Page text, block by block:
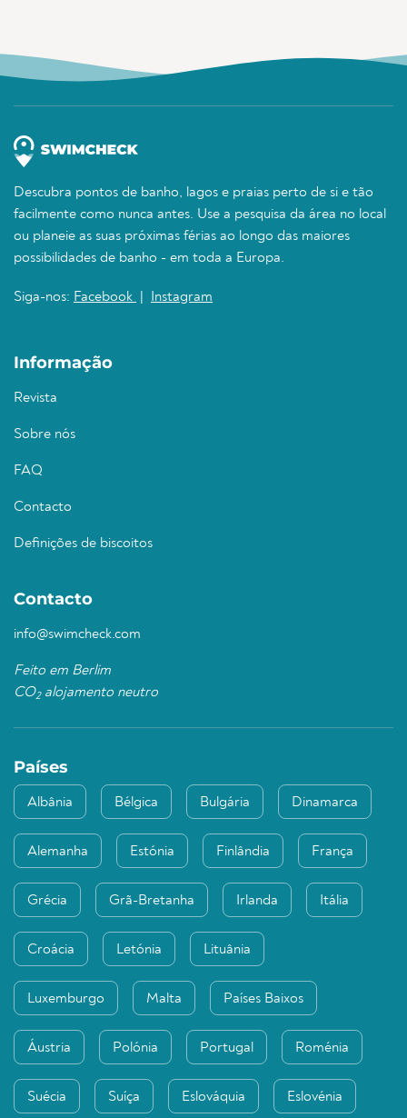
Descubra pontos de banho, lagos e praias perto de si e tão
facilmente como nunca antes. Use a pesquisa da área no local
ou planeie as suas próximas férias ao longo das maiores
possibilidades de banho - em toda a Europa.
Siga-nos: Facebook Instagram
Informação
Revista
Sobre nós
FAQ
Contacto
Definições de biscoitos
Contacto
info@swimcheck.com
Feito em Berlim
CO2alojamento neutro
Países
Albânia Bélgica Bulgária Dinamarca
Alemanha Estónia Finlândia França
Grécia Grã-Bretanha Irlanda Itália
Croácia Letónia Lituânia
Luxemburgo Malta Países Baixos
Áustria Polónia Portugal Roménia
Suécia Suíça Eslováquia Eslovénia